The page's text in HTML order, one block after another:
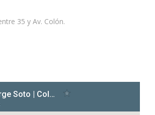
35 y Av. Colón.